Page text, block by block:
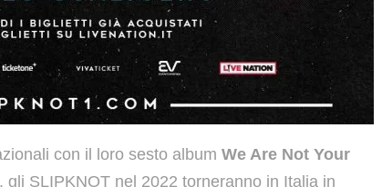
con il loro sesto albumWe Are Not Your
SLIPKNOT nel 2022 torneranno in Italia in